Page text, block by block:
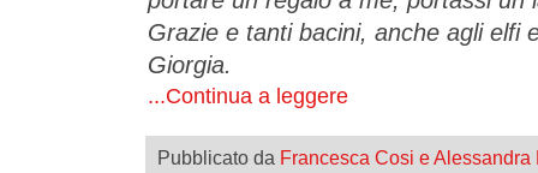
Grazie e tanti bacini, anche agli elfi
Giorgia.
...Continua a leggere
Pubblicato da Francesca Cosi e Alessandra